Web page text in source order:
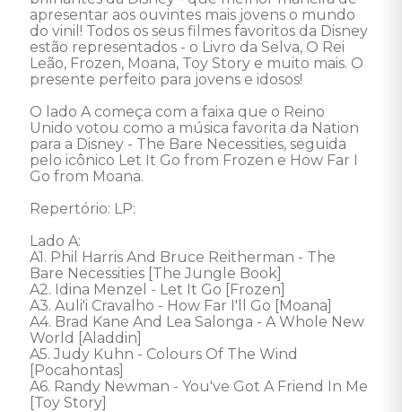
apresentar aos ouvintes mais jovens o mundo
do vinil! Todos os seus filmes favoritos da Disney
estão representados - o Livro da Selva, O Rei
Leão, Frozen, Moana, Toy Story e muito mais. O
presente perfeito para jovens e idosos!
O lado A começa com a faixa que o Reino
Unido votou como a música favorita da Nation
para a Disney - The Bare Necessities, seguida
pelo icônico Let It Go from Frozen e How Far I
Go from Moana.
Repertório: LP:
Lado A:
A1. Phil Harris And Bruce Reitherman - The
Bare Necessities [The Jungle Book]
A2. Idina Menzel - Let It Go [Frozen]
A3. Auli'i Cravalho - How Far I'll Go [Moana]
A4. Brad Kane And Lea Salonga - A Whole New
World [Aladdin]
A5. Judy Kuhn - Colours Of The Wind
[Pocahontas]
A6. Randy Newman - You've Got A Friend In Me
[Toy Story]